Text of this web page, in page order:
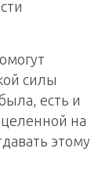
силы
есть и
на
этому